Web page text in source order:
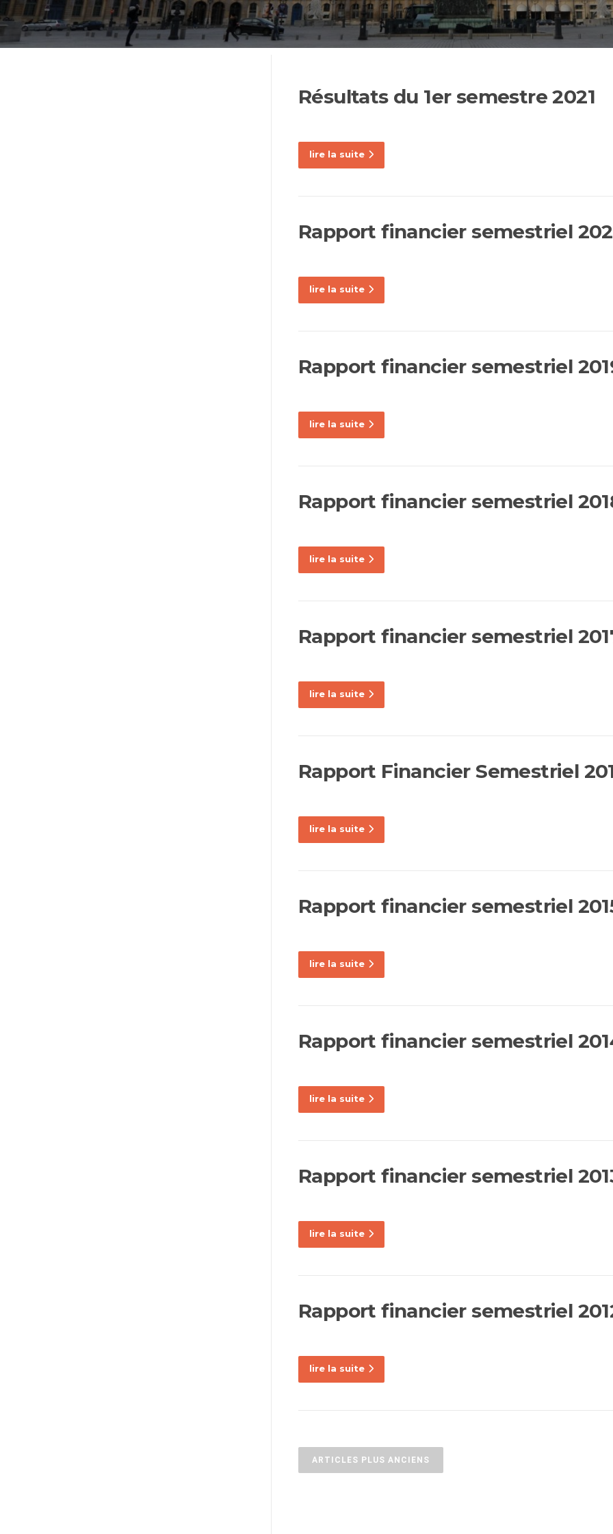
Résultats du 1er semestre 2021
lire la suite
Rapport financier semestriel
lire la suite
Rapport financier semestriel
lire la suite
Rapport financier semestriel
lire la suite
Rapport financier semestriel
lire la suite
Rapport Financier Semestriel
lire la suite
Rapport financier semestriel
lire la suite
Rapport financier semestriel
lire la suite
Rapport financier semestriel
lire la suite
Rapport financier semestriel
lire la suite
Navigation
des
ARTICLES PLUS ANCIENS